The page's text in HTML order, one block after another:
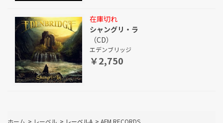
在庫切れ
シャングリ・ラ
（CD）
エデンブリッジ
￥2,750
ホーム > レーベル > レーベルA > AFM RECORDS